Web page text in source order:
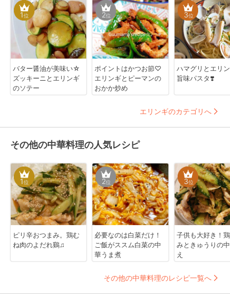
1位
バター醤油が美味い☆
ズッキーニとエリンギ
のソテー
2位
ポイントはかつお節♡
エリンギとピーマンの
おかか炒め
3位
ハマグリとエリ
旨味パスタ❣️
エリンギのカテゴリへ
その他の中華料理の人気レシピ
1位
ピリ辛おつまみ。鶏む
ね肉のよだれ鷄♫
2位
必要なのは白菜だけ！
ご飯がススム白菜の中
華うま煮
3位
子供も大好き！
みときゅうりの
え
その他の中華料理のレシピ一覧へ